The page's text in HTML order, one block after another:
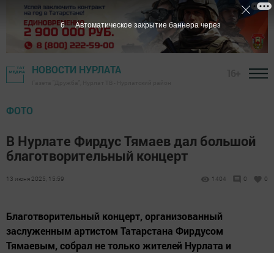
НОВОСТИ НУРЛАТА
ФОТО
В Нурлате Фирдус Тямаев дал большой
благотворительный концерт
13 июня 2025, 15:59 1404 0 0
Благотворительный концерт, организованный
заслуженным артистом Татарстана Фирдусом
Тямаевым, собрал не только жителей Нурлата и
6 Автоматическое закрытие баннера через